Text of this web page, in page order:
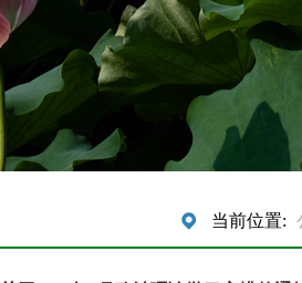
当前位置: